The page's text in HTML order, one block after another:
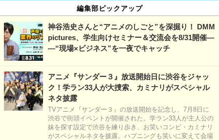
編集部ピックアップ
神谷浩史さんと“アニメのしごと”を深掘り！ DMM
pictures、学生向けセミナー＆交流会を8/31開催―
―“現場×ビジネス”を一夜でキャッチ
アニメ『サンダー３』放送開始日に渋谷をジャッ
ク！学ラン33人が大捜索、カミナリがスペシャル
ネタ披露
TVアニメ『サンダー３』の放送開始を記念し、7月8日に
渋谷で街頭イベントが開催された。学ラン33人が主人公の
妹を探す設定で渋谷を練り歩き、お笑いコンビ・カミナリ
がスペシャルネタを披露。ハプニングも笑いに変えて会場